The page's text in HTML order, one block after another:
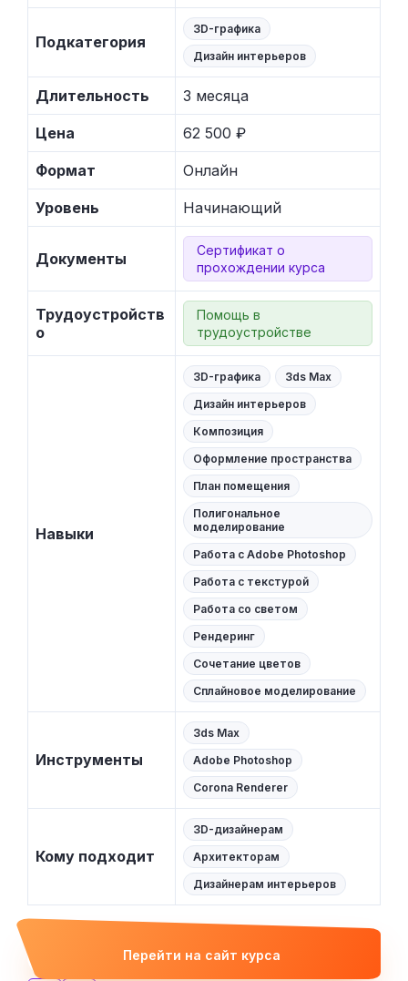
Подкатегория
3D-графика
Дизайн интерьеров
Длительность 3 месяца
Цена 62 500 ₽
Формат Онлайн
Уровень Начинающий
Документы
Сертификат о
прохождении курса
Трудоустройств
о
Помощь в
трудоустройстве
Навыки
3D-графика
3ds Max
Дизайн интерьеров
Композиция
Оформление пространства
План помещения
Полигональное
моделирование
Работа с Adobe Photoshop
Работа с текстурой
Работа со светом
Рендеринг
Сочетание цветов
Сплайновое моделирование
Инструменты
3ds Max
Adobe Photoshop
Corona Renderer
Кому подходит
3D-дизайнерам
Архитекторам
Дизайнерам интерьеров
Перейти на сайт курса